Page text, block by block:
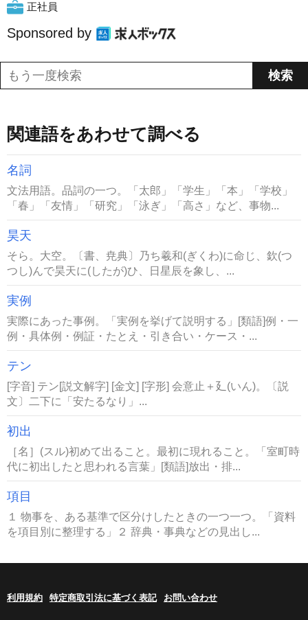
正社員
Sponsored by
関連語をあわせて調べる
名詞
文法用語。品詞の一つ。「太郎」「学生」「本」「学校」
「春」「友情」「研究」「泳ぎ」「高さ」など、事物...
昊天
そら。大空。〔書、尭典〕乃ち羲和(ぎくわ)に命じ、欽(つ
つし)んで昊天に(したが)ひ、日星辰を象し、...
実例
実際にあった事例。「実例を挙げて説明する」[類語]例・一
例・具体例・例証・たとえ・引き合い・ケース・...
テン
[字音] テン[説文解字] [金文] [字形] 会意止＋廴(いん)。〔説
文〕二下に「安たるなり」...
初出
［名］(スル)初めて出ること。最初に現れること。「室町時
代に初出したと思われる言葉」[類語]放出・排...
項目
１ 物事を、ある基準で区分けしたときの一つ一つ。「資料
を項目別に整理する」２ 辞典・事典などの見出し...
利用規約 特定商取引法に基づく表記 お問い合わせ